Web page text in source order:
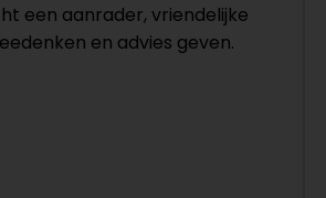
een aanrader, vriendelijke
en advies geven.